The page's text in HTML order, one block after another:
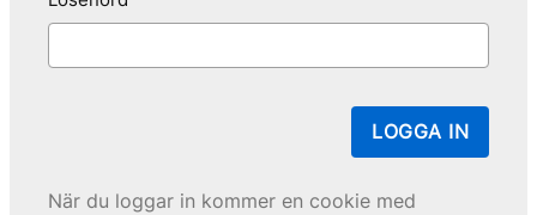
LOGGA IN
När du loggar in kommer en cookie med